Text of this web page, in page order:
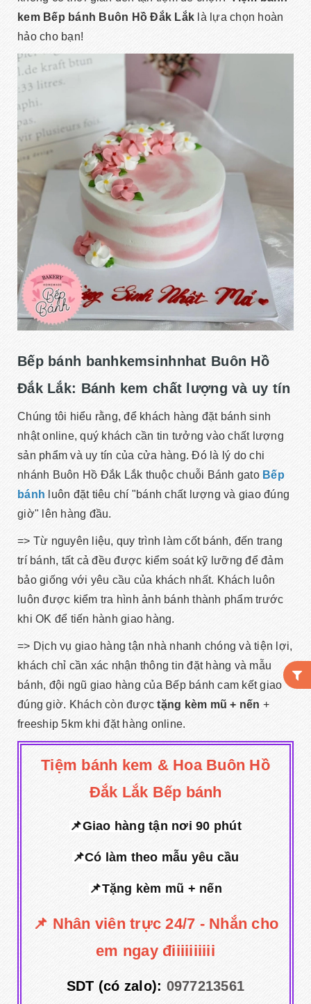
kem Bếp bánh Buôn Hồ Đắk Lắk là lựa chọn hoàn
hảo cho bạn!
Bếp bánh banhkemsinhnhat Buôn Hồ
Đắk Lắk: Bánh kem chất lượng và uy tín
Chúng tôi hiểu rằng, để khách hàng đặt bánh sinh
nhật online, quý khách cần tin tưởng vào chất lượng
sản phẩm và uy tín của cửa hàng. Đó là lý do chi
nhánh Buôn Hồ Đắk Lắk thuộc chuỗi Bánh gato Bếp
bánh luôn đặt tiêu chí "bánh chất lượng và giao đúng
giờ" lên hàng đầu.
=> Từ nguyên liệu, quy trình làm cốt bánh, đến trang
trí bánh, tất cả đều được kiểm soát kỹ lưỡng để đảm
bảo giống với yêu cầu của khách nhất. Khách luôn
luôn được kiểm tra hình ảnh bánh thành phẩm trước
khi OK để tiến hành giao hàng.
=> Dịch vụ giao hàng tận nhà nhanh chóng và tiện lợi,
khách chỉ cần xác nhận thông tin đặt hàng và mẫu
bánh, đội ngũ giao hàng của Bếp bánh cam kết giao
đúng giờ. Khách còn đượctặng kèm mũ + nến +
freeship 5km khi đặt hàng online.
Tiệm bánh kem & Hoa Buôn Hồ
Đắk Lắk Bếp bánh
📌Giao hàng tận nơi 90 phút
📌Có làm theo mẫu yêu cầu
📌Tặng kèm mũ + nến
📌 Nhân viên trực 24/7 - Nhắn cho
em ngay điiiiiiiiii
SDT (có zalo): 0977213561